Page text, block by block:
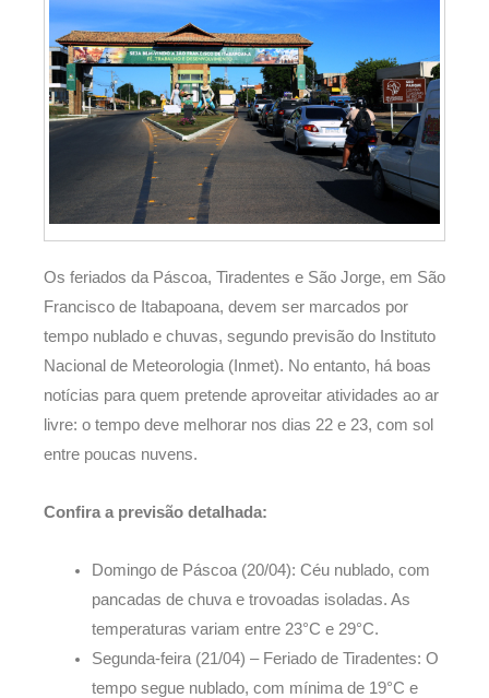
Os feriados da Páscoa, Tiradentes e São Jorge, em São
Francisco de Itabapoana, devem ser marcados por
tempo nublado e chuvas, segundo previsão do Instituto
Nacional de Meteorologia (Inmet). No entanto, há boas
notícias para quem pretende aproveitar atividades ao ar
livre: o tempo deve melhorar nos dias 22 e 23, com sol
entre poucas nuvens.
Confira a previsão detalhada:
Domingo de Páscoa (20/04): Céu nublado, com
pancadas de chuva e trovoadas isoladas. As
temperaturas variam entre 23°C e 29°C.
Segunda-feira (21/04) – Feriado de Tiradentes: O
tempo segue nublado, com mínima de 19°C e